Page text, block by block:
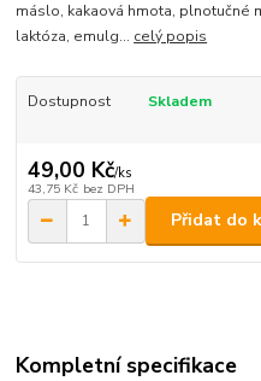
máslo, kakaová hmota, plnotučné
laktóza, emulg... celý popis
Dostupnost Skladem
49,00 Kč/ks
43,75 Kč bez DPH
Přidat do
Kompletní specifikace